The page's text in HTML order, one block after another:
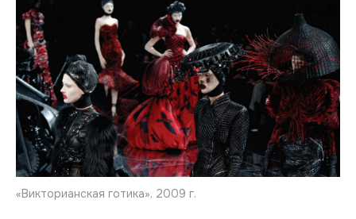
«Викторианская готика», 2009 г.